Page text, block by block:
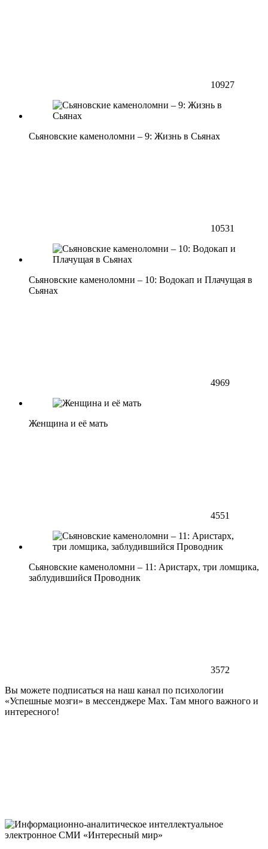
10927
Сьяновские каменоломни – 9: Жизнь в Сьянах
10531
Сьяновские каменоломни – 10: Водокап и Плачущая в
Сьянах
4969
Женщина и её мать
4551
Сьяновские каменоломни – 11: Аристарх, три ломщика,
заблудившийся Проводник
3572
Вы можете подписаться на наш канал по психологии
«Успешные мозги» в мессенджере Max. Там много важного и
интересного!